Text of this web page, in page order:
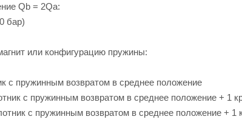
Qb = 2Qa:
бар)
или конфигурацию пружины:
с пружинным возвратом в среднее положение
с пружинным возвратом в среднее положение + 1
с пружинным возвратом в среднее положение + 1